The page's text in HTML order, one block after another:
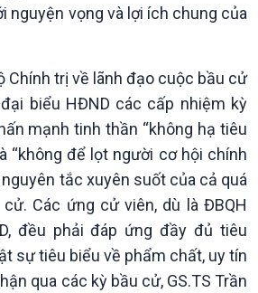
Nam
nguyện vọng và lợi ích chung của
Chính trị về lãnh đạo cuộc bầu cử
biểu HĐND các cấp nhiệm kỳ
mạnh tinh thần “không hạ tiêu
“không để lọt người cơ hội chính
tắc xuyên suốt của cả quá
Các ứng cử viên, dù là ĐBQH
đều phải đáp ứng đầy đủ tiêu
sự tiêu biểu về phẩm chất, uy tín
qua các kỳ bầu cử, GS.TS Trần